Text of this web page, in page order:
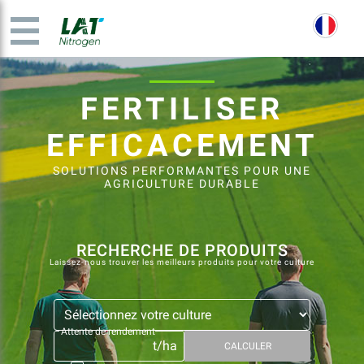
FERTILISER
EFFICACEMENT
SOLUTIONS PERFORMANTES POUR UNE
AGRICULTURE DURABLE
RECHERCHE DE PRODUITS
Laissez-nous trouver les meilleurs produits pour votre culture
Attente de rendement
t/ha CALCULER